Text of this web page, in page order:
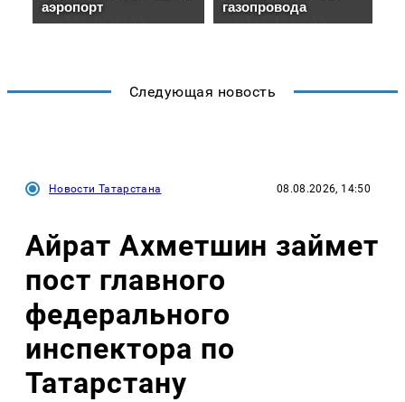
Следующая новость
Новости Татарстана 08.08.2026, 14:50
Айрат Ахметшин займет
пост главного
федерального
инспектора по
Татарстану